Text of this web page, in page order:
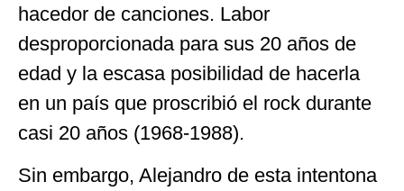
hacedor de canciones. Labor
desproporcionada para sus 20 años de
edad y la escasa posibilidad de hacerla
en un país que proscribió el rock durante
casi 20 años (1968-1988).
Sin embargo, Alejandro de esta intentona